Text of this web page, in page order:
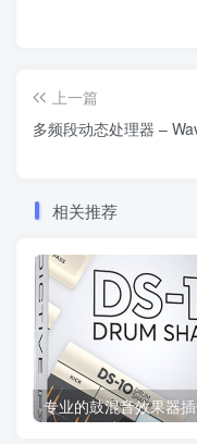
上一篇
多频段动态处理器 –
相关推荐